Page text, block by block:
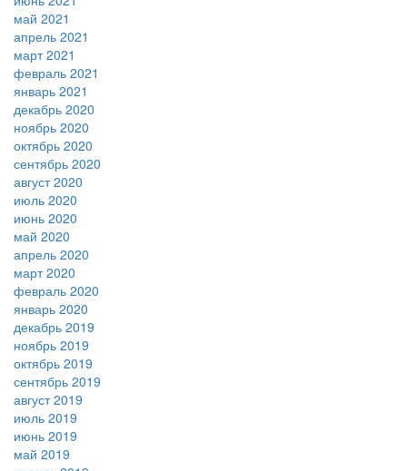
май 2021
апрель 2021
март 2021
февраль 2021
январь 2021
декабрь 2020
ноябрь 2020
октябрь 2020
сентябрь 2020
август 2020
июль 2020
июнь 2020
май 2020
апрель 2020
март 2020
февраль 2020
январь 2020
декабрь 2019
ноябрь 2019
октябрь 2019
сентябрь 2019
август 2019
июль 2019
июнь 2019
май 2019